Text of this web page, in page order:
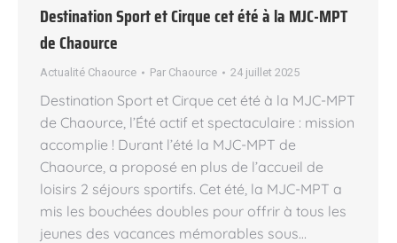
Destination Sport et Cirque cet été à la MJC-MPT
de Chaource
Actualité Chaource Par Chaource 24 juillet 2025
Destination Sport et Cirque cet été à la MJC-MPT
de Chaource, l’Été actif et spectaculaire : mission
accomplie ! Durant l’été la MJC-MPT de
Chaource, a proposé en plus de l’accueil de
loisirs 2 séjours sportifs. Cet été, la MJC-MPT a
mis les bouchées doubles pour offrir à tous les
jeunes des vacances mémorables sous…